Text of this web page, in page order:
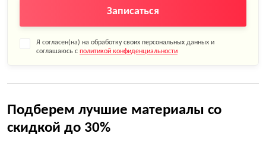
Записаться
Я согласен(на) на обработку своих персональных данных и
соглашаюсь с политикой конфиденциальности
Подберем лучшие материалы со
скидкой до 30%